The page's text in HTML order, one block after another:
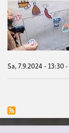
Sa, 7.9.2024 - 13:30-